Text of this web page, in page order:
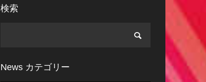
検索
News カテゴリー